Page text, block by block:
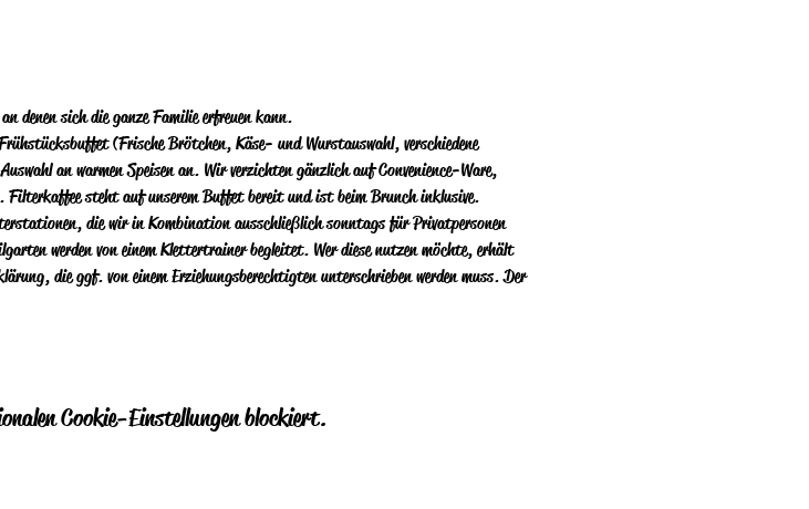
denen sich die ganze Familie erfreuen kann.
(Frische Brötchen, Käse- und Wurstauswahl, verschiedene
an warmen Speisen an.  Wir verzichten gänzlich auf Convenience-Ware,
Filterkaffee steht auf unserem Buffet bereit und ist beim Brunch inklusive.
die wir in Kombination ausschließlich sonntags für Privatpersonen
werden von einem Klettertrainer begleitet.  Wer diese nutzen  möchte, erhält
die ggf. von einem Erziehungsberechtigten unterschrieben werden muss. Der
Cookie-Einstellungen blockiert.